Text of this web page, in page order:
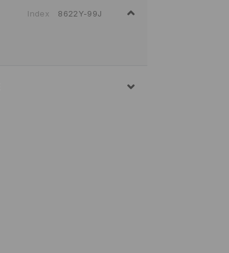
Index 8622Y-99J